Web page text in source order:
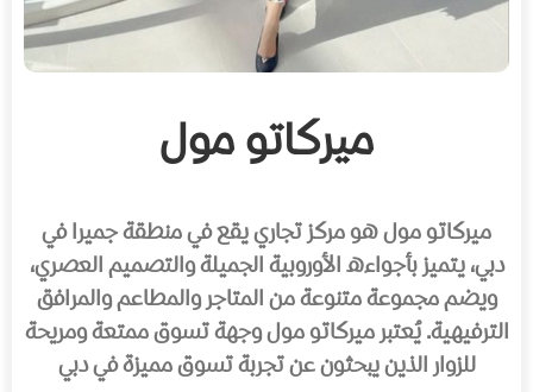
ميركاتو مول
ميركاتو مول هو مركز تجاري يقع في منطقة جميرا في
دبي، يتميز بأجواءه الأوروبية الجميلة والتصميم العصري،
ويضم مجموعة متنوعة من المتاجر والمطاعم والمرافق
الترفيهية. يُعتبر ميركاتو مول وجهة تسوق ممتعة ومريحة
للزوار الذين يبحثون عن تجربة تسوق مميزة في دبي